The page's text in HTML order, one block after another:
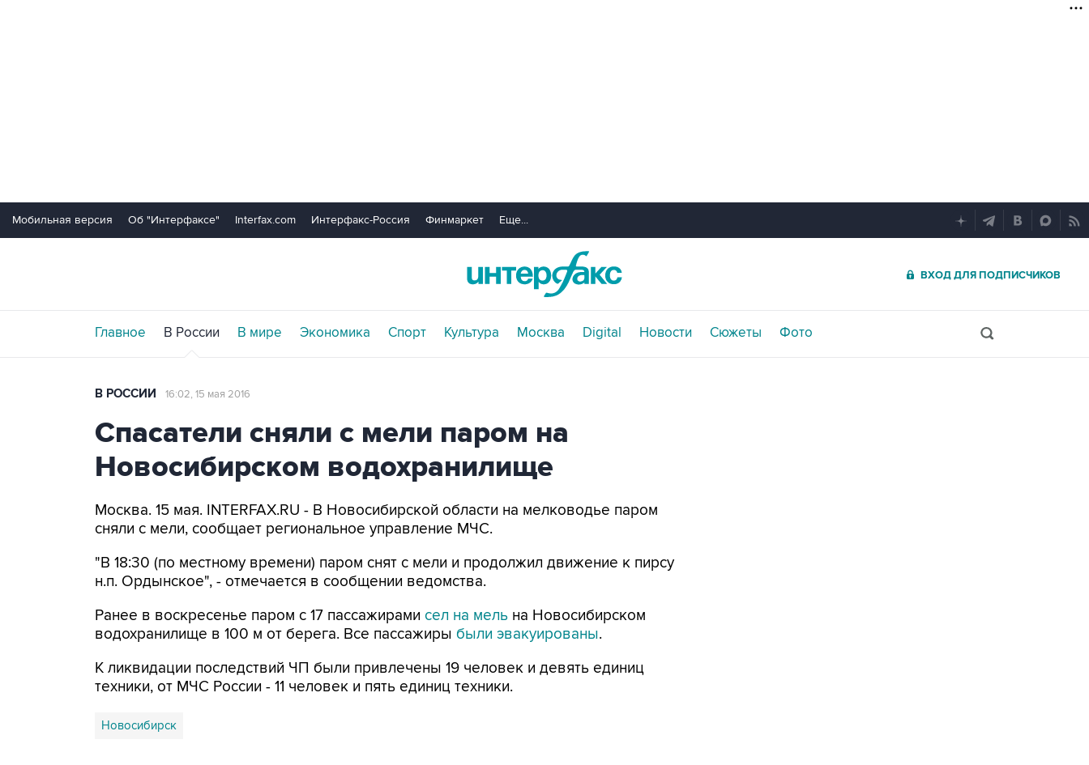
Мобильная версия Об "Интерфаксе" Interfax.com Интерфакс-Россия Финмаркет Еще...
ВХОД ДЛЯ ПОДПИСЧИКОВ
Главное В России В мире Экономика Спорт Культура Москва Digital Новости Сюжеты Фото
В РОССИИ 16:02, 15 мая 2016
Спасатели сняли с мели паром на
Новосибирском водохранилище
Москва. 15 мая. INTERFAX.RU - В Новосибирской области на мелководье паром
сняли с мели, сообщает региональное управление МЧС.
"В 18:30 (по местному времени) паром снят с мели и продолжил движение к пирсу
н.п. Ордынское", - отмечается в сообщении ведомства.
Ранее в воскресенье паром с 17 пассажирами сел на мель на Новосибирском
водохранилище в 100 м от берега. Все пассажиры были эвакуированы.
К ликвидации последствий ЧП были привлечены 19 человек и девять единиц
техники, от МЧС России - 11 человек и пять единиц техники.
Новосибирск